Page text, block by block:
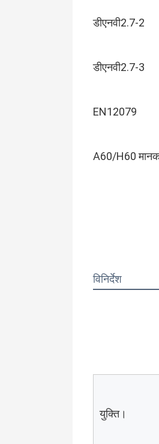
डीएनवी2.7-2
डीएनवी2.7-3
EN12079
A60/H60
विनिर्देश
युक्ति।